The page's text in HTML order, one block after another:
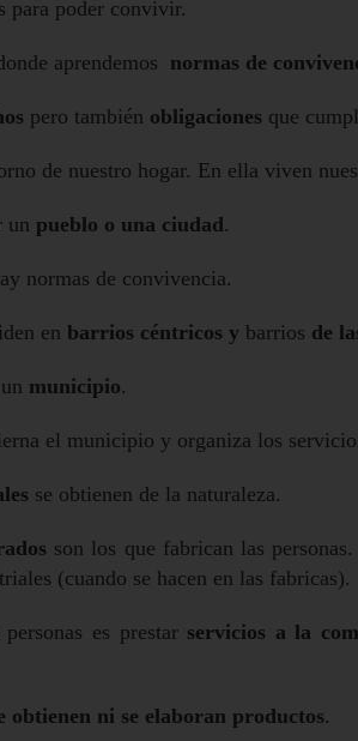
para poder convivir.
aprendemos normas de
pero también obligaciones que
de nuestro hogar. En ella viven
un pueblo o una ciudad.
normas de convivencia.
en barrios céntricos y barrios de
municipio.
el municipio y organiza los
se obtienen de la naturaleza.
son los que fabrican las
(cuando se hacen en las fabricas).
es prestar servicios a la
obtienen ni se elaboran productos.